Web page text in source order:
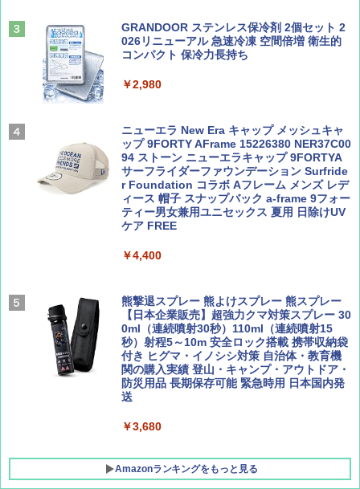
￥1,540
￥1,540
AIRLINE（エアライン）2026年9月号【特
集】ボーイング110周年を祝して！
￥1,760
￥2,695
ァキア 2026～2027 地球の歩き方A ヨーロッ
パ
￥2,277
新しい日本地理 地図・統計・移動から読み
解く (講談社現代新書)
￥1,540
￥4,980
テント ワンタッチ RENEW 幅200 2-3人用 43
￥5,999
[キャンパーズコレクション 山善] 傘みたいに
広げるだけ パッとサッとテント ブラックコ
ーティング フルクローズ メッシュ 3-4人用
簡単設置 ポップアップテント エクルベージ
ュ(BC仕様) PATC-150B(EB)
￥9,990
[キャンパーズコレクション 山善] 傘みたいに
広げるだけ パッとサッとテント キューブワ
イド ブラックコーティング フルクローズ メ
ッシュ 4人用 簡単設置 ポップアップテント P
ATCW-150B エクルベージュ
￥-
GRANDOOR ステンレス保冷剤 2個セット 2
026リニューアル 急速冷凍 空間倍増 衛生的
コンパクト 保冷力長持ち
￥2,980
ニューエラ New Era キャップ メッシュキャ
ップ 9FORTY AFrame 15226380 NER37C00
94 ストーン ニューエラキャップ 9FORTYA
サーフライダーファウンデーション Surfride
r Foundation コラボ Aフレーム メンズ レデ
ィース 帽子 スナップバック a-frame 9フォー
ティー男女兼用ユニセックス 夏用 日除けUV
ケア FREE
￥4,400
熊撃退スプレー 熊よけスプレー 熊スプレー
【日本企業販売】超強力クマ対策スプレー 30
0ml（連続噴射30秒）110ml（連続噴射15
秒）射程5～10m 安全ロック搭載 携帯収納袋
付き ヒグマ・イノシシ対策 自治体・教育機
関の購入実績 登山・キャンプ・アウトドア・
防災用品 長期保存可能 緊急時用 日本国内発
送
￥3,680
Amazonランキングをもっと見る